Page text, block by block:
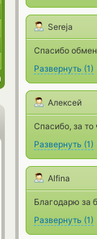
Sereja
Спасибо
Развернуть (1)
Алексей
Спасибо, за
Развернуть (1)
Alfina
Благодарю за
Развернуть (1)